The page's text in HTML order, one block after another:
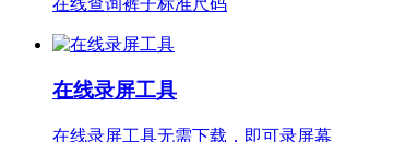
在线录屏工具
在线录屏工具无需下载，即可录屏幕